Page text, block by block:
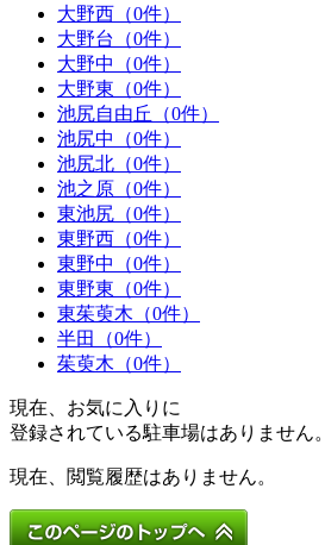
大野西（0件）
大野台（0件）
大野中（0件）
大野東（0件）
池尻自由丘（0件）
池尻中（0件）
池尻北（0件）
池之原（0件）
東池尻（0件）
東野西（0件）
東野中（0件）
東野東（0件）
東茱萸木（0件）
半田（0件）
茱萸木（0件）
現在、お気に入りに
登録されている駐車場はありません。
現在、閲覧履歴はありません。